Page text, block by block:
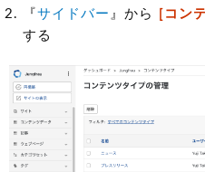
『サイドバー 』から [コン
する